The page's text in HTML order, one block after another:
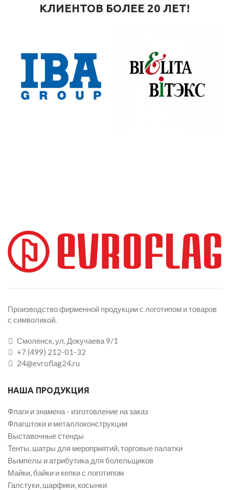
КЛИЕНТОВ БОЛЕЕ 20 ЛЕТ!
Производство фирменной продукции с логотипом и товаров
с символикой.
Смоленск, ул. Докучаева 9/1
+7 (499) 212-01-32
24@evroflag24.ru
НАША ПРОДУКЦИЯ
Флаги и знамена - изготовление на заказ
Флагштоки и металлоконструкции
Выставочные стенды
Тенты, шатры для мероприятий, торговые палатки
Вымпелы и атрибутика для болельщиков
Майки, байки и кепки с логотипом
Галстуки, шарфики, косынки